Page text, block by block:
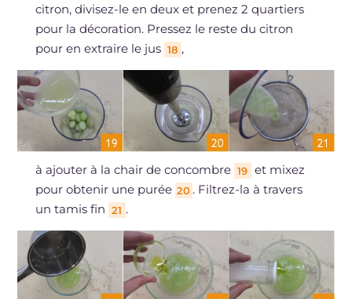
citron, divisez-le en deux et prenez 2 quartiers
pour la décoration. Pressez le reste du citron
pour en extraire le jus 18 ,
à ajouter à la chair de concombre 19 et mixez
pour obtenir une purée 20 . Filtrez-la à travers
un tamis fin 21 .